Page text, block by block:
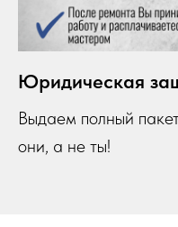
Юридическая
Выдаем полный
они, а не ты!